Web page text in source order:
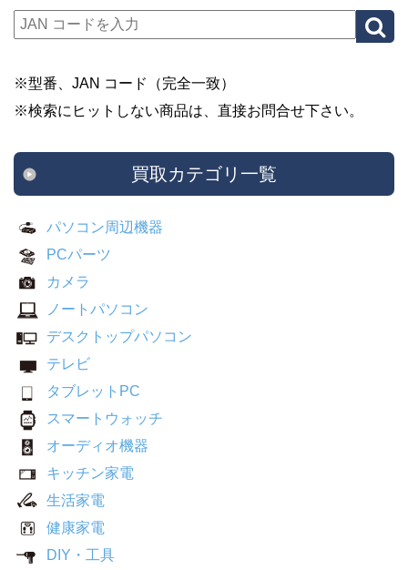
※型番、JAN コード（完全一致）
※検索にヒットしない商品は、直接お問合せ下さい。
買取カテゴリ一覧
パソコン周辺機器
PCパーツ
カメラ
ノートパソコン
デスクトップパソコン
テレビ
タブレットPC
スマートウォッチ
オーディオ機器
キッチン家電
生活家電
健康家電
DIY・工具